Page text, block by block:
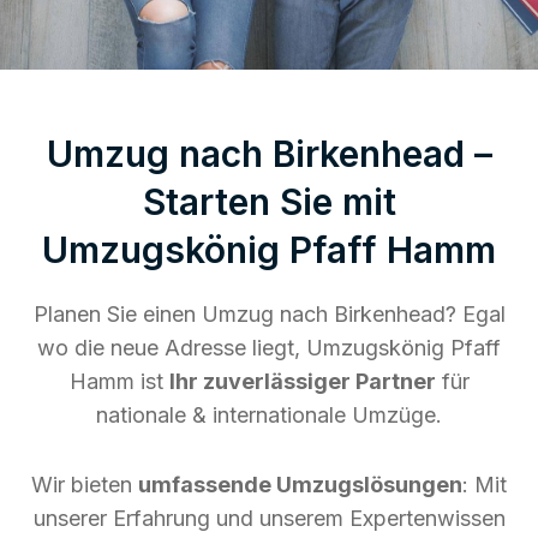
Umzug nach Birkenhead –
Starten Sie mit
Umzugskönig Pfaff Hamm
Planen Sie einen Umzug nach Birkenhead? Egal
wo die neue Adresse liegt, Umzugskönig Pfaff
Hamm ist Ihr zuverlässiger Partner für
nationale & internationale Umzüge.
Wir bieten umfassende Umzugslösungen: Mit
unserer Erfahrung und unserem Expertenwissen